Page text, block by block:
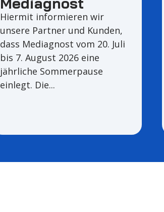
Hiermit informieren wir
unsere Partner und Kunden,
dass Mediagnost vom 20. Juli
bis 7. August 2026 eine
jährliche Sommerpause
einlegt. Die...